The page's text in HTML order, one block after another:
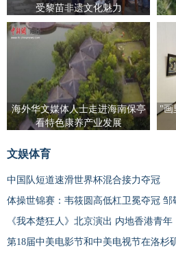
受黎苗非遗文化魅力
海外华文媒体人士走进海南保亭
看特色康养产业发展
"画
文娱体育
中国队短道速滑世界杯混合接力夺冠
体操世锦赛：韦筱圆高低杠卫冕夺冠 邹
《我本楚狂人》北京演出 内地香港青
第18届中美电影节和中美电视节在洛杉